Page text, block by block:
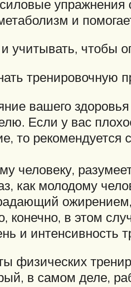
силовые
и
учитывать, чтобы
тренировочную
вашего
Если у вас
то рекомендуется
человеку,
как молодому
конечно, в этом
и интенсивность
физических
в самом деле,